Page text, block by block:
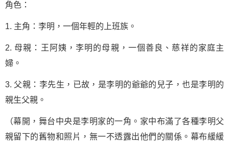
角色：
1. 主角：李明，一個年輕的上班族。
2. 母親：王阿姨，李明的母親，一個善良、慈祥的家庭主
婦。
3. 父親：李先生，已故，是李明的爺爺的兒子，也是李明的
親生父親。
（幕開，舞台中央是李明家的一角。家中布滿了各種李明父
親留下的舊物和照片，無一不透露出他們的關係。幕布緩緩